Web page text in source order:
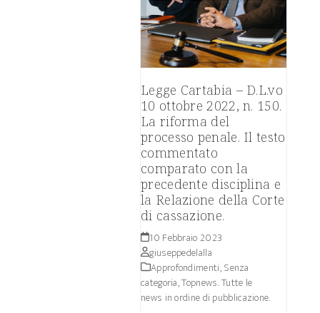
Legge Cartabia – D.L.vo
10 ottobre 2022, n. 150.
La riforma del
processo penale. Il testo
commentato
comparato con la
precedente disciplina e
la Relazione della Corte
di cassazione.
10 Febbraio 2023
giuseppedelalla
Approfondimenti,Senza
categoria,Topnews. Tutte le
news in ordine di pubblicazione.